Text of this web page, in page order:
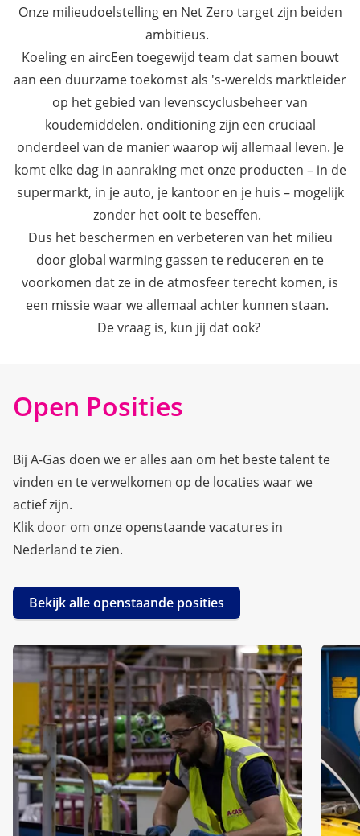
Onze milieudoelstelling en Net Zero target zijn beiden
ambitieus.
Koeling en aircEen toegewijd team dat samen bouwt
aan een duurzame toekomst als 's-werelds marktleider
op het gebied van levenscyclusbeheer van
koudemiddelen. onditioning zijn een cruciaal
onderdeel van de manier waarop wij allemaal leven. Je
komt elke dag in aanraking met onze producten – in de
supermarkt, in je auto, je kantoor en je huis – mogelijk
zonder het ooit te beseffen.
Dus het beschermen en verbeteren van het milieu
door global warming gassen te reduceren en te
voorkomen dat ze in de atmosfeer terecht komen, is
een missie waar we allemaal achter kunnen staan.
De vraag is, kun jij dat ook?
Open Posities
Bij A-Gas doen we er alles aan om het beste talent te
vinden en te verwelkomen op de locaties waar we
actief zijn.
Klik door om onze openstaande vacatures in
Nederland te zien.
Bekijk alle openstaande posities